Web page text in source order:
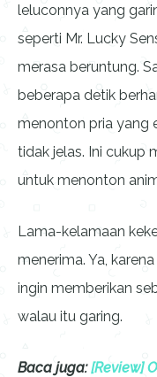
leluconnya yang
seperti Mr. Lucky
merasa beruntung.
beberapa detik
menonton pria yang
tidak jelas. Ini cukup
untuk menonton
Lama-kelamaan
menerima. Ya,
ingin memberikan
walau itu garing.
Baca juga:[Review]